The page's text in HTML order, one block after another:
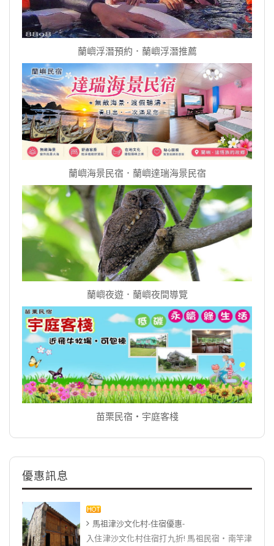
蘭嶼浮潛預約．蘭嶼浮潛推薦
蘭嶼海景民宿．蘭嶼達瑞海景民宿
蘭嶼夜遊．蘭嶼夜間導覽
苗栗民宿‧宇庭客棧
優惠訊息
馬祖津沙文化村-住宿優惠-
入住津沙文化村住宿打九折! 馬祖民宿‧南竿津